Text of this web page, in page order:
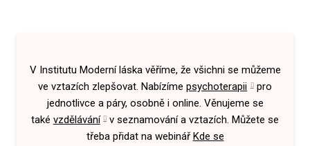
V Institutu Moderní láska věříme, že všichni se můžeme
ve vztazích zlepšovat. Nabízímepsychoterapii pro
jednotlivce a páry, osobně i online. Věnujeme se
také vzdělávání v seznamování a vztazích. Můžete se
třeba přidat na webinář Kde se